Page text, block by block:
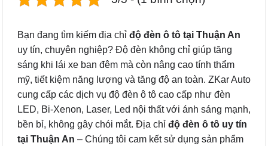
Bạn đang tìm kiếm địa chỉ độ đèn ô tô tại Thuận An
uy tín, chuyên nghiệp? Độ đèn không chỉ giúp tăng
sáng khi lái xe ban đêm mà còn nâng cao tính thẩm
mỹ, tiết kiệm năng lượng và tăng độ an toàn. ZKar Auto
cung cấp các dịch vụ độ đèn ô tô cao cấp như đèn
LED, Bi-Xenon, Laser, Led nội thất với ánh sáng mạnh,
bền bỉ, không gây chói mắt. Địa chỉ độ đèn ô tô uy tín
tại Thuận An – Chúng tôi cam kết sử dụng sản phẩm